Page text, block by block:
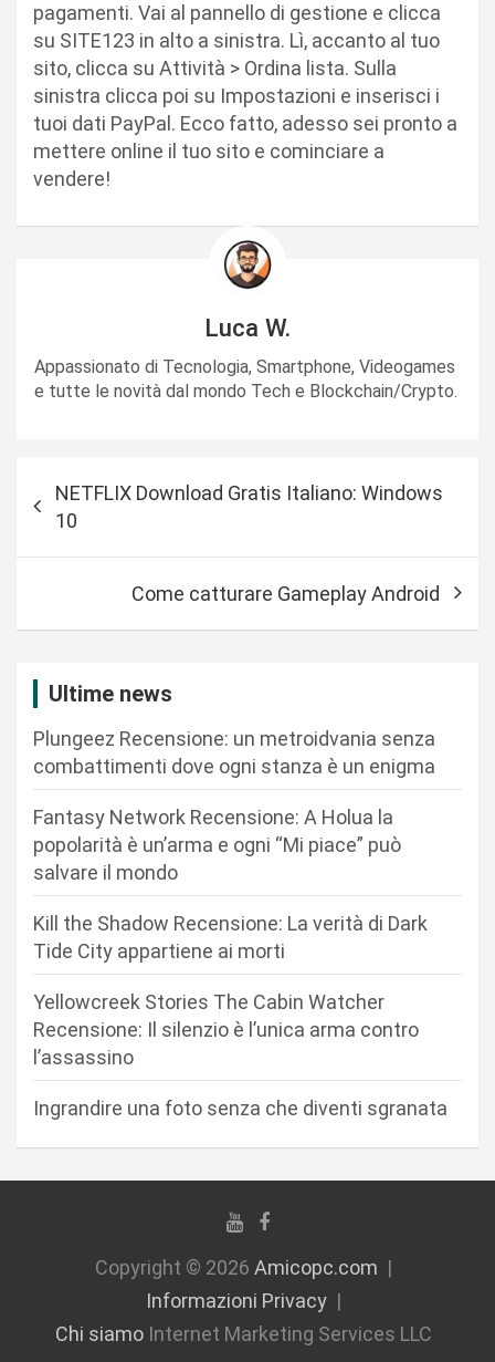
pagamenti. Vai al pannello di gestione e clicca
su SITE123 in alto a sinistra. Lì, accanto al tuo
sito, clicca su Attività > Ordina lista. Sulla
sinistra clicca poi su Impostazioni e inserisci i
tuoi dati PayPal. Ecco fatto, adesso sei pronto a
mettere online il tuo sito e cominciare a
vendere!
Luca W.
Appassionato di Tecnologia, Smartphone, Videogames
e tutte le novità dal mondo Tech e Blockchain/Crypto.
NETFLIX Download Gratis Italiano: Windows
10
Come catturare Gameplay Android
Ultime news
Plungeez Recensione: un metroidvania senza
combattimenti dove ogni stanza è un enigma
Fantasy Network Recensione: A Holua la
popolarità è un’arma e ogni “Mi piace” può
salvare il mondo
Kill the Shadow Recensione: La verità di Dark
Tide City appartiene ai morti
Yellowcreek Stories The Cabin Watcher
Recensione: Il silenzio è l’unica arma contro
l’assassino
Ingrandire una foto senza che diventi sgranata
Copyright © 2026 Amicopc.com
Informazioni Privacy
Chi siamoInternet Marketing Services LLC